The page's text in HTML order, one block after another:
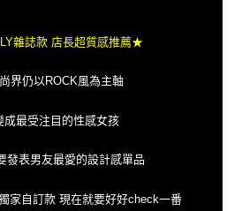
雜誌款 店長超質感推薦★
界仍以ROCK風為主軸
成最受注目的性感女孩
發表男友最愛的設計感單品
家自訂款 現在就要好好check一番